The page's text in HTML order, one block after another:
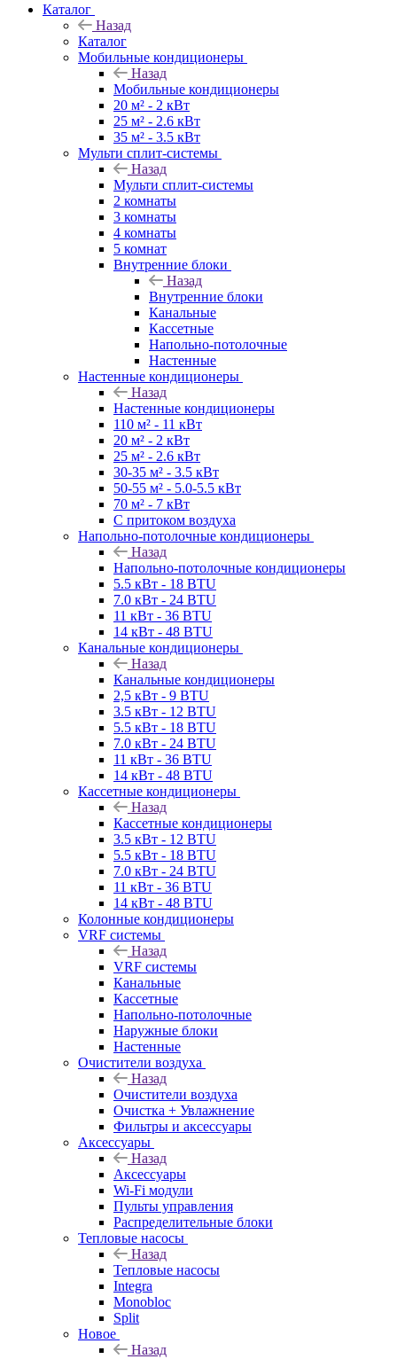
Каталог
Назад
Каталог
Мобильные кондиционеры
Назад
Мобильные кондиционеры
20 м² - 2 кВт
25 м² - 2.6 кВт
35 м² - 3.5 кВт
Мульти сплит-системы
Назад
Мульти сплит-системы
2 комнаты
3 комнаты
4 комнаты
5 комнат
Внутренние блоки
Назад
Внутренние блоки
Канальные
Кассетные
Напольно-потолочные
Настенные
Настенные кондиционеры
Назад
Настенные кондиционеры
110 м² - 11 кВт
20 м² - 2 кВт
25 м² - 2.6 кВт
30-35 м² - 3.5 кВт
50-55 м² - 5.0-5.5 кВт
70 м² - 7 кВт
С притоком воздуха
Напольно-потолочные кондиционеры
Назад
Напольно-потолочные кондиционеры
5.5 кВт - 18 BTU
7.0 кВт - 24 BTU
11 кВт - 36 BTU
14 кВт - 48 BTU
Канальные кондиционеры
Назад
Канальные кондиционеры
2,5 кВт - 9 BTU
3.5 кВт - 12 BTU
5.5 кВт - 18 BTU
7.0 кВт - 24 BTU
11 кВт - 36 BTU
14 кВт - 48 BTU
Кассетные кондиционеры
Назад
Кассетные кондиционеры
3.5 кВт - 12 BTU
5.5 кВт - 18 BTU
7.0 кВт - 24 BTU
11 кВт - 36 BTU
14 кВт - 48 BTU
Колонные кондиционеры
VRF системы
Назад
VRF системы
Канальные
Кассетные
Напольно-потолочные
Наружные блоки
Настенные
Очистители воздуха
Назад
Очистители воздуха
Очистка + Увлажнение
Фильтры и аксессуары
Аксессуары
Назад
Аксессуары
Wi-Fi модули
Пульты управления
Распределительные блоки
Тепловые насосы
Назад
Тепловые насосы
Integra
Monobloc
Split
Новое
Назад